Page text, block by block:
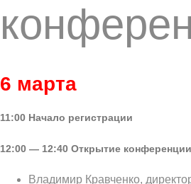
6 марта
11:00 Начало регистрации
12:00 — 12:40 Открытие конференции
Владимир Кравченко,